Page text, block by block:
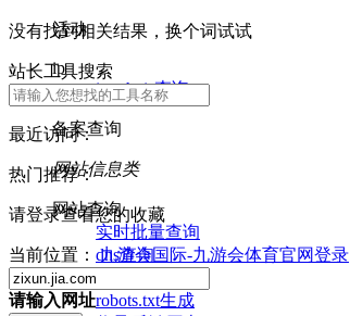
活动
ip
ip whois查询
备案查询
网站信息类
网站查询
实时批量查询
dns查询
robots.txt生成
没有找到相关结果，换个词试试
站长工具搜索
最近访问：
热门推荐：
请登录查看您的收藏
当前位置：九游会国际-九游会体育官网登录
请输入网址